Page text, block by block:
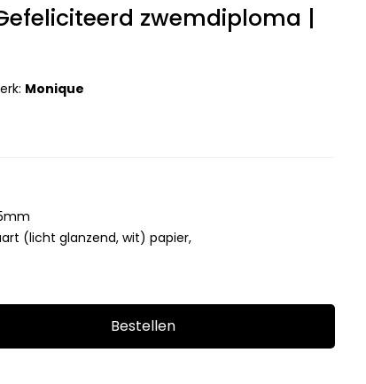
zwemdiploma |
Monique
(licht glanzend, wit) papier,
Bestellen